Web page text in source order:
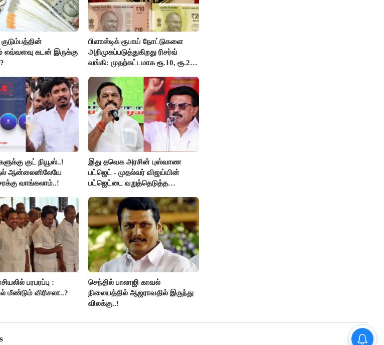
எவ்வளவு கடன் இருக்கு
பிளாஸ்டிக் ரூபாய் நோட்டுகளை
அறிமுகப்படுத்துகிறது ரிசர்வ்
வங்கி: முதற்கட்டமாக ரூ.10, ரூ.20
குட் நியூஸ்..!
ஆன்லைனிலேயே
வாங்கலாம்..!
இது தவெக அரசின் புஸ்வாண
பட்ஜெட் - முதல்வர் விஜய்யின்
பட்ஜெட்டை வறுத்தெடுத்த
பரபரப்பு :
மீண்டும் விரிசலா..?
செந்தில் பாலாஜி காவல்
நிலையத்தில் ஆஜராவதில் இருந்து
விலக்கு..!